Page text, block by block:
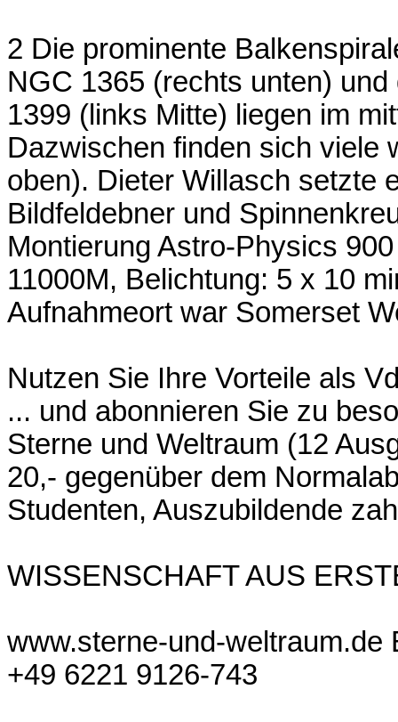
2 Die prominente
NGC 1365 (rechts unten)
1399 (links Mitte) liegen im
Dazwischen finden sich viele
oben). Dieter Willasch setzte
Bildfeldebner und
Montierung Astro-Physics
11000M, Belichtung: 5 x 10
Aufnahmeort war Somerset
Nutzen Sie Ihre Vorteile als
... und abonnieren Sie zu
Sterne und Weltraum (12
20,- gegenüber dem
Studenten, Auszubildende
WISSENSCHAFT AUS
www.sterne-und-weltraum.de
+49 6221 9126-743